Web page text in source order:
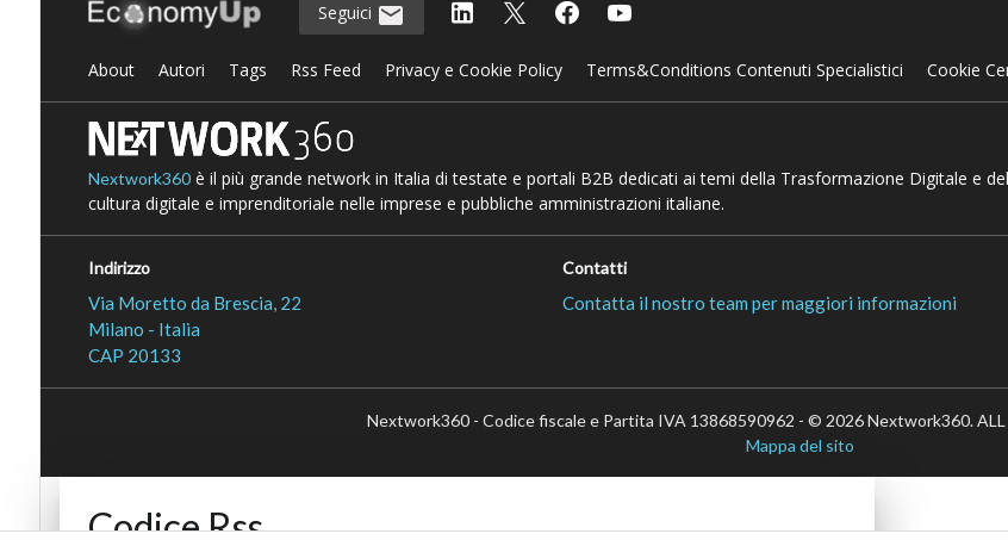
Seguici
About Autori Tags Rss Feed Privacy e Cookie Policy Terms&Conditions Contenuti Specialistici Cookie
Nextwork360è il più grande network in Italia di testate e portali B2B dedicati ai temi della Trasformazione Digitale e
cultura digitale e imprenditoriale nelle imprese e pubbliche amministrazioni italiane.
Indirizzo
Via Moretto da Brescia, 22
Milano - Italia
CAP 20133
Contatti
Contatta il nostro team per maggiori informazioni
Nextwork360 - Codice fiscale e Partita IVA 13868590962 - © 2026 Nextwork360. ALL
Mappa del sito
Codice Rss